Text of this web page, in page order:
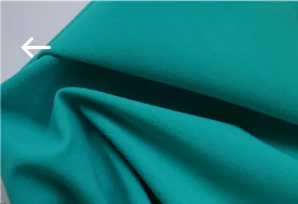
বাড়ি
পণ্য
TEXTILE.
Rights
Reserved.